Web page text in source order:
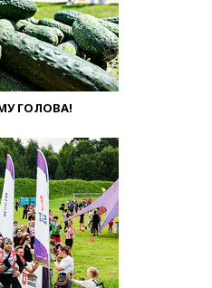
ГОЛОВА!